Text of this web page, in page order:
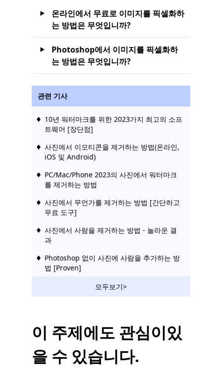
온라인에서 무료로 이미지를 픽셀화하
는 방법은 무엇입니까?
Photoshop에서 이미지를 픽셀화하
는 방법은 무엇입니까?
관련 기사
10년 워터마크를 위한 2023가지 최고의 소프
트웨어 [장단점]
사진에서 이모티콘을 제거하는 방법(온라인,
iOS 및 Android)
PC/Mac/Phone 2023의 사진에서 워터마크
를 제거하는 방법
사진에서 무언가를 제거하는 방법 [간단하고
무료 도구]
사진에서 사람을 제거하는 방법 - 놀라운 결
과
Photoshop 없이 사진에 사람을 추가하는 방
법 [Proven]
모바일/PC/Mac/온라인에서 사진에 워터마크
를 삽입하는 방법 - Easy Tech
백그라운드에서 사람을 제거하는 6가지 인기
앱(iOS 및 Android)
모두보기>
이 주제에도 관심이있
을 수 있습니다.